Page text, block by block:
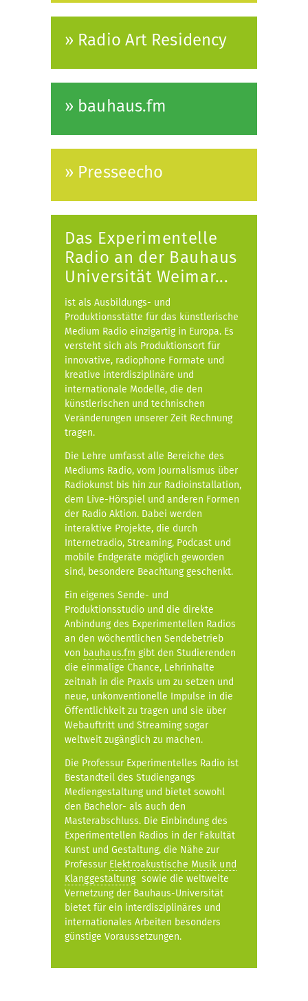
» Radio Art Residency
» bauhaus.fm
» Presseecho
Das Experimentelle
Radio an der Bauhaus
Universität Weimar...
ist als Ausbildungs- und
Produktionsstätte für das künstlerische
Medium Radio einzigartig in Europa. Es
versteht sich als Produktionsort für
innovative, radiophone Formate und
kreative interdisziplinäre und
internationale Modelle, die den
künstlerischen und technischen
Veränderungen unserer Zeit Rechnung
tragen.
Die Lehre umfasst alle Bereiche des
Mediums Radio, vom Journalismus über
Radiokunst bis hin zur Radioinstallation,
dem Live-Hörspiel und anderen Formen
der Radio Aktion. Dabei werden
interaktive Projekte, die durch
Internetradio, Streaming, Podcast und
mobile Endgeräte möglich geworden
sind, besondere Beachtung geschenkt.
Ein eigenes Sende- und
Produktionsstudio und die direkte
Anbindung des Experimentellen Radios
an den wöchentlichen Sendebetrieb
von bauhaus.fm gibt den Studierenden
die einmalige Chance, Lehrinhalte
zeitnah in die Praxis um zu setzen und
neue, unkonventionelle Impulse in die
Öffentlichkeit zu tragen und sie über
Webauftritt und Streaming sogar
weltweit zugänglich zu machen.
Die Professur Experimentelles Radio ist
Bestandteil des Studiengangs
Mediengestaltung und bietet sowohl
den Bachelor- als auch den
Masterabschluss. Die Einbindung des
Experimentellen Radios in der Fakultät
Kunst und Gestaltung, die Nähe zur
Professur Elektroakustische Musik und
Klanggestaltung sowie die weltweite
Vernetzung der Bauhaus-Universität
bietet für ein interdisziplinäres und
internationales Arbeiten besonders
günstige Voraussetzungen.